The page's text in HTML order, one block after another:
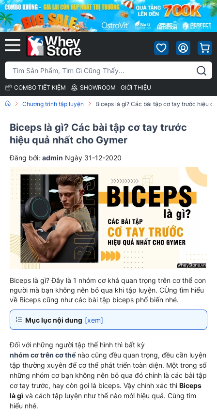
COMBO TIẾT KIỆM SHOWROOM GIỚI THIỆU
Chương trình tập luyện Biceps là gì? Các bài tập cơ tay trước hiệu
Biceps là gì? Các bài tập cơ tay trước
hiệu quả nhất cho Gymer
Đăng bởi: admin Ngày 31-12-2020
Biceps là gì? Đây là 1 nhóm cơ khá quan trọng trên cơ thể con
người mà bạn không nên bỏ qua khi tập luyện. CÙng tìm hiểu
về Biceps cũng như các bài tập biceps phổ biến nhé.
Mục lục nội dung [xem]
Đối với những người tập thể hình thì bất kỳ
nhóm cơ trên cơ thể nào cũng đều quan trọng, đều cần luyện
tập thường xuyên để cơ thể phát triển toàn diện. Một trong số
những nhóm cơ bạn không nên bỏ qua đó chính là các bài tập
cơ tay trước, hay còn gọi là biceps. Vậy chính xác thì Biceps
là gì và cách tập luyện như thế nào mới hiệu quả. Cùng tìm
hiểu nhé.